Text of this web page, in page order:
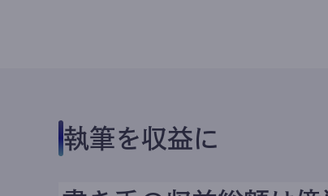
執筆を収益に